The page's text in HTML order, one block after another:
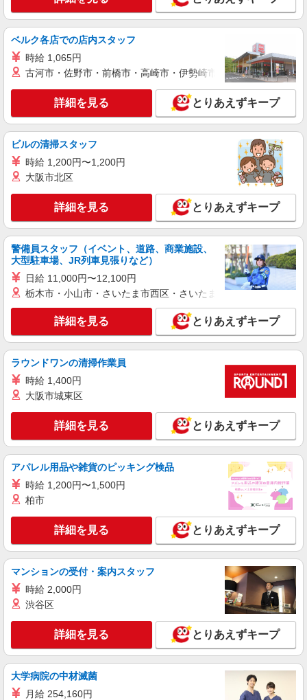
キープ 詳細を見る
正社員
UTエージェント株式会社 AGT北関東第一CU AGTつくばエリア 守谷
第2CL 《JQII1C》
印刷・加工・販売
時給：1,220円〜 月収例：258,000円（時給
×7.5H実働×20日稼働＋各種手当）
茨城県守谷市 勤務地：守谷市 通勤方法：徒歩/
車/自転車/バス/電車/バイク 最寄り駅：守谷駅から
車4分、徒歩17分 ※構内の無料駐車場利用OK
キープ 詳細を見る
株式会社綜合キャリアオプション（1314VJ0805G11★50-N-T4）
食品フィルムの印刷・ラミネート加工/日払い
時給1,250円 交通費：既定支給
茨城県守谷市
キープ 詳細を見る
派遣社員
株式会社テクノ・サービス/お仕事No/0871336
商品の検品
茨城県守谷市 ＊車・バイク通勤OK
キープ 詳細を見る
正社員 職業紹介
株式会社リオン
月給245,000円〜280,000円（経験・能力によ
る）
茨城県守谷市
キープ 詳細を見る
正社員 職業紹介
スニーカーの製造スタッフ
月給245,000円〜280,000円（経験・能力によ
る）
ベルク各店での店内スタッフ
時給 1,065円
古河市・佐野市・前橋市・高崎市・伊勢崎市・太田市・館林市
詳細を見る とりあえずキープ
ビルの清掃スタッフ
時給 1,200円〜1,200円
大阪市北区
詳細を見る とりあえずキープ
警備員スタッフ（イベント、道路、商業施設、
大型駐車場、JR列車見張りなど）
日給 11,000円〜12,100円
栃木市・小山市・さいたま市西区・さいたま市岩槻区・久喜市・
詳細を見る とりあえずキープ
ラウンドワンの清掃作業員
時給 1,400円
大阪市城東区
詳細を見る とりあえずキープ
アパレル用品や雑貨のピッキング検品
時給 1,200円〜1,500円
柏市
詳細を見る とりあえずキープ
マンションの受付・案内スタッフ
時給 2,000円
渋谷区
詳細を見る とりあえずキープ
大学病院の中材滅菌
月給 254,160円